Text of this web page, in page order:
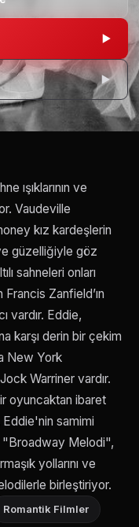
ışıklarının ve
Vaudeville
kız kardeşlerin
güzelliğiyle göz
sahneleri onları
Zanfield’ın
vardır. Eddie,
karşı derin bir çekim
New York
Warriner vardır.
oyuncaktan ibaret
samimi
"Broadway Melodi",
yollarını ve
birleştiriyor.
Romantik Filmler